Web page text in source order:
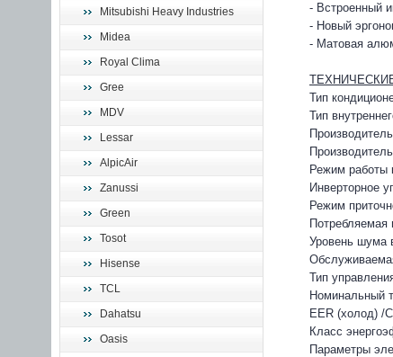
Mitsubishi Heavy Industries
Midea
Royal Clima
Gree
MDV
Lessar
AlpicAir
Zanussi
Green
Tosot
Hisense
TCL
Dahatsu
Oasis
- Встроенный
- Новый
- Матовая
Тип
Тип
Режим работы
Инверторное
Режим
Потребляемая
Уровень шума
Тип
Номинальный
EER (холод) /
Класс
Параметры